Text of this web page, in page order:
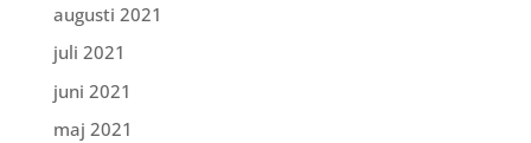
augusti 2021
juli 2021
juni 2021
maj 2021